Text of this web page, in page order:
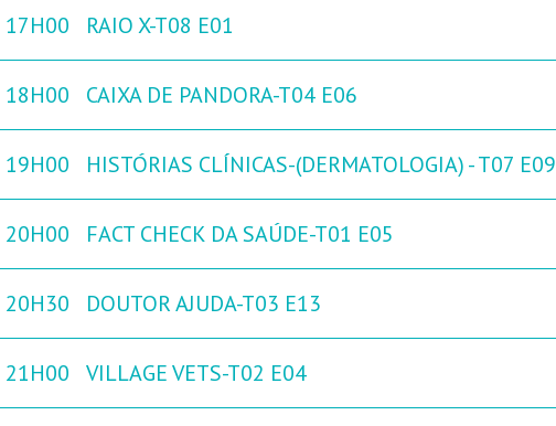
17H00 RAIO X-T08 E01
18H00 CAIXA DE PANDORA-T04 E06
19H00 HISTÓRIAS CLÍNICAS-(DERMATOLOGIA) - T07 E09
20H00 FACT CHECK DA SAÚDE-T01 E05
20H30 DOUTOR AJUDA-T03 E13
21H00 VILLAGE VETS-T02 E04